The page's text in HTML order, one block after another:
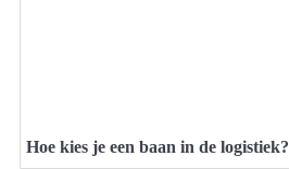
Hoe kies je een baan in de logistiek?